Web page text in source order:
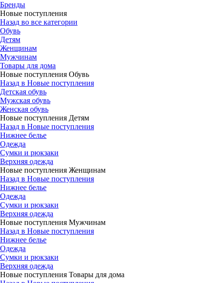
Бренды
Новые поступления
Назад во все категории
Обувь
Детям
Женщинам
Мужчинам
Товары для дома
Новые поступления Обувь
Назад в Новые поступления
Детская обувь
Мужская обувь
Женская обувь
Новые поступления Детям
Назад в Новые поступления
Нижнее белье
Одежда
Сумки и рюкзаки
Верхняя одежда
Новые поступления Женщинам
Назад в Новые поступления
Нижнее белье
Одежда
Сумки и рюкзаки
Верхняя одежда
Новые поступления Мужчинам
Назад в Новые поступления
Нижнее белье
Одежда
Сумки и рюкзаки
Верхняя одежда
Новые поступления Товары для дома